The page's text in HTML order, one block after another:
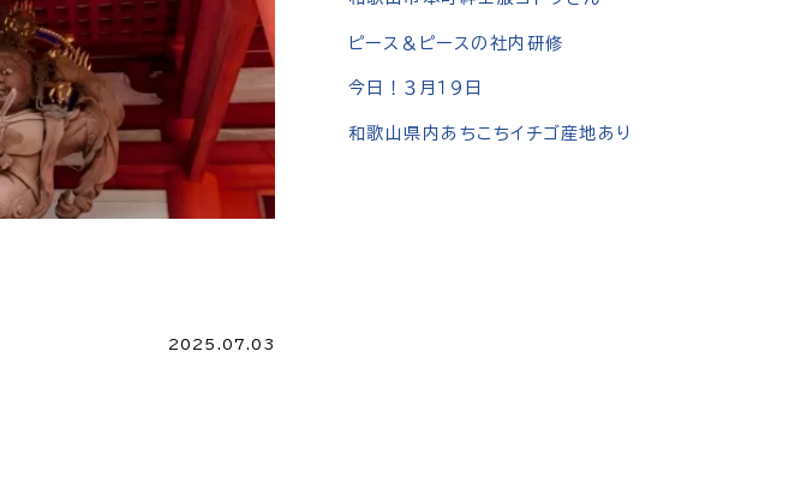
2025.07.03
ピース＆ピースの社内研修
今日！３月１９日
和歌山県内あちこちイチゴ産地あり